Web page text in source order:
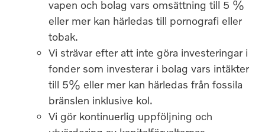
vapen och bolag vars omsättning till 5 %
eller mer kan härledas till pornografi eller
tobak.
Vi strävar efter att inte göra investeringar i
fonder som investerar i bolag vars intäkter
till 5% eller mer kan härledas från fossila
bränslen inklusive kol.
Vi gör kontinuerlig uppföljning och